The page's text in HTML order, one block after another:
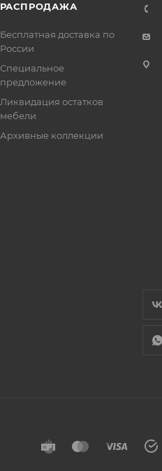
РАСПРОДАЖА
Бесплатная доставка по
России
Специальное
предложение
Ликвидация остатков
мебели
Архивные коллекции